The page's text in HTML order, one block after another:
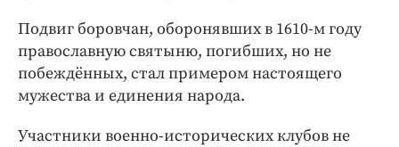
ПРОЕКТЫ
Блоги
Издания
Интересное чтиво
Подвиг боровчан, оборонявших в 1610-м году
православную святыню, погибших, но не
побеждённых, стал примером настоящего
мужества и единения народа.
Участники военно-исторических клубов не